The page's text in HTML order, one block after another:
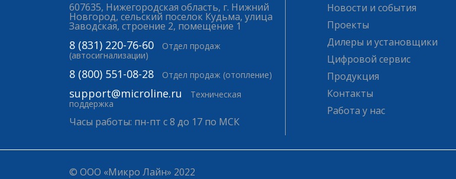
607635, Нижегородская область, г. Нижний
Новгород, сельский поселок Кудьма, улица
Заводская, строение 2, помещение 1
8 (831) 220-76-60
Отдел продаж
(автосигнализации)
8 (800) 551-08-28 Отдел продаж (отопление)
support@microline.ru
Техническая
поддержка
Часы работы: пн-пт с 8 до 17 по МСК
Новости и события
Проекты
Дилеры и установщики
Цифровой сервис
Продукция
Контакты
Работа у нас
© ООО «Микро Лайн» 2022